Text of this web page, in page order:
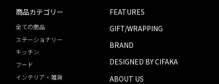
商品カテゴリー
全ての商品
ステーショナリー
キッチン
フード
インテリア・雑貨
FEATURES
GIFT/WRAPPING
BRAND
DESIGNED BY CIFAKA
ABOUT US